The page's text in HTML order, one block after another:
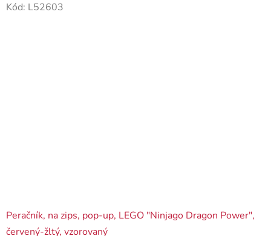
Kód: L52603
Peračník, na zips, pop-up, LEGO "Ninjago Dragon Power",
červený-žltý, vzorovaný